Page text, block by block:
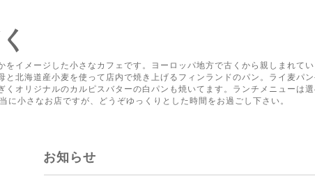
をイメージした小さなカフェです。ヨーロッパ地方で古くから親しまれて
と北海道産小麦を使って店内で焼き上げるフィンランドのパン。ライ麦パ
くオリジナルのカルピスバターの白パンも焼いてます。ランチメニューは
に小さなお店ですが、どうぞゆっくりとした時間をお過ごし下さい。
お知らせ